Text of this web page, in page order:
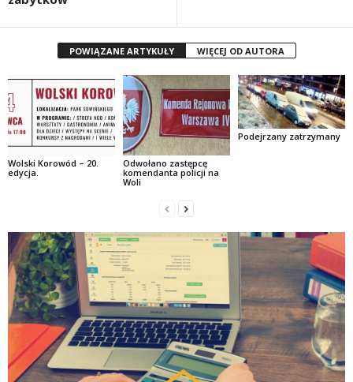
POWIĄZANE ARTYKUŁY WIĘCEJ OD AUTORA
Wolski Korowód – 20.
edycja.
Odwołano zastępcę
komendanta policji na
Woli
Podejrzany zatrzymany